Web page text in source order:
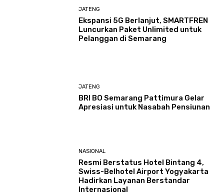
JATENG
Ekspansi 5G Berlanjut, SMARTFREN
Luncurkan Paket Unlimited untuk
Pelanggan di Semarang
JATENG
BRI BO Semarang Pattimura Gelar
Apresiasi untuk Nasabah Pensiunan
NASIONAL
Resmi Berstatus Hotel Bintang 4,
Swiss-Belhotel Airport Yogyakarta
Hadirkan Layanan Berstandar
Internasional